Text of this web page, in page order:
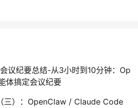
议纪要总结-从3小时到10分钟：Op
体搞定会议纪要
三）：OpenClaw / Claude Code